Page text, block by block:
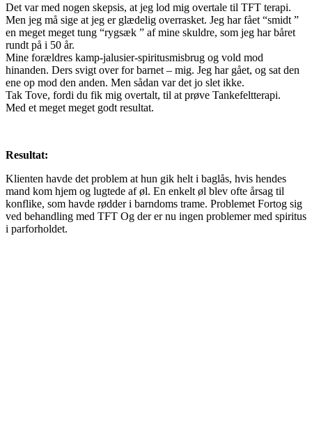
Det var med nogen skepsis, at jeg lod mig overtale til TFT terapi.
Men jeg må sige at jeg er glædelig overrasket. Jeg har fået “smidt ”
en meget meget tung “rygsæk ” af mine skuldre, som jeg har båret
rundt på i 50 år.
Mine forældres kamp-jalusier-spiritusmisbrug og vold mod
hinanden. Ders svigt over for barnet – mig. Jeg har gået, og sat den
ene op mod den anden. Men sådan var det jo slet ikke.
Tak Tove, fordi du fik mig overtalt, til at prøve Tankefeltterapi.
Med et meget meget godt resultat.
Resultat:
Klienten havde det problem at hun gik helt i baglås, hvis hendes
mand kom hjem og lugtede af øl. En enkelt øl blev ofte årsag til
konflike, som havde rødder i barndoms trame. Problemet Fortog sig
ved behandling med TFT Og der er nu ingen problemer med spiritus
i parforholdet.